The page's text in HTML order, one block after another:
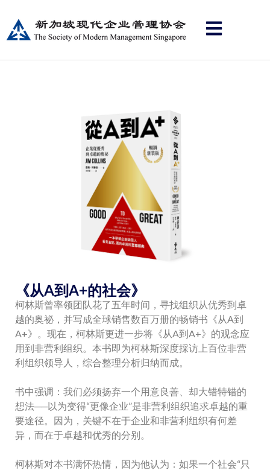
《从A到A+的社会》
柯林斯曾率领团队花了五年时间，寻找组织从优秀到卓
越的奥祕，并写成全球销售数百万册的畅销书《从A到
A+》。现在，柯林斯更进一步将《从A到A+》的观念应
用到非营利组织。本书即为柯林斯深度採访上百位非营
利组织领导人，综合整理分析归纳而成。
书中强调：我们必须扬弃一个用意良善、却大错特错的
想法──以为变得“更像企业”是非营利组织追求卓越的重
要途径。因为，关键不在于企业和非营利组织有何差
异，而在于卓越和优秀的分别。
柯林斯对本书满怀热情，因为他认为：如果一个社会“只